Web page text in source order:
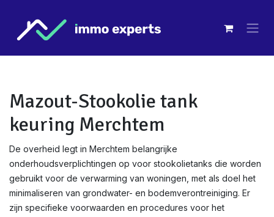
Mazout-Stookolie tank
keuring Merchtem
De overheid legt in Merchtem belangrijke
onderhoudsverplichtingen op voor stookolietanks die worden
gebruikt voor de verwarming van woningen, met als doel het
minimaliseren van grondwater- en bodemverontreiniging. Er
zijn specifieke voorwaarden en procedures voor het